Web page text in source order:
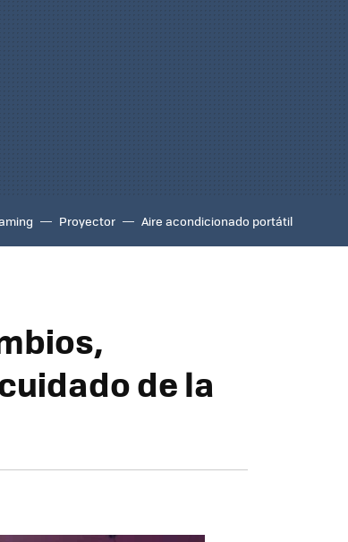
Proyector Aire acondicionado portátil
de la